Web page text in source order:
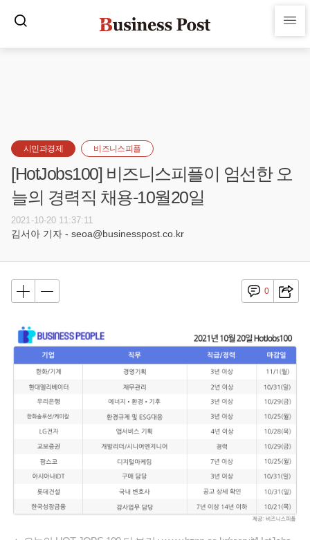
시민과경제 비즈니스피플
[HotJobs100] 비즈니스피플이 엄선한 오
늘의 경력직 채용-10월20일
2021-10-20 11:37:11
김서아 기자 - seoa@businesspost.co.kr
0